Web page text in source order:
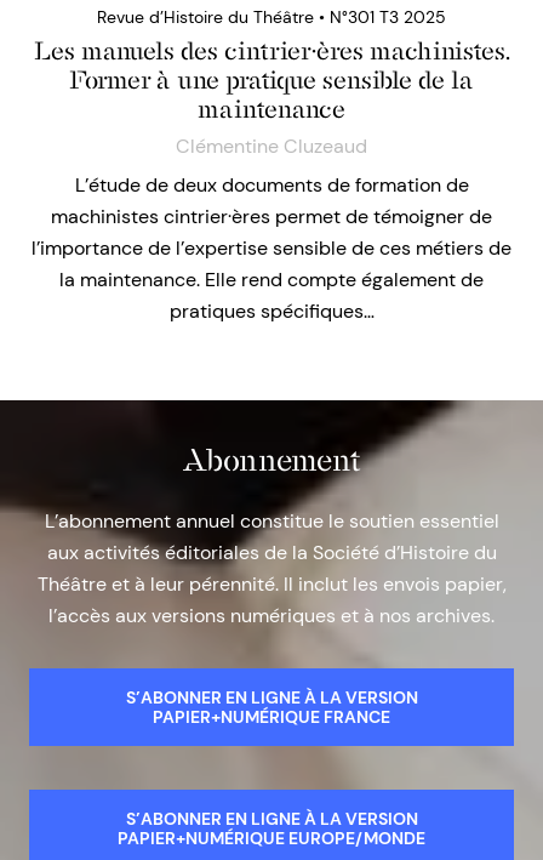
Revue d’Histoire du Théâtre • N°301 T3 2025
Les manuels des cintrier·ères machinistes.
Former à une pratique sensible de la
maintenance
Clémentine Cluzeaud
L’étude de deux documents de formation de
machinistes cintrier·ères permet de témoigner de
l’importance de l’expertise sensible de ces métiers de
la maintenance. Elle rend compte également de
pratiques spécifiques…
Abonnement
L’abonnement annuel constitue le soutien essentiel
aux activités éditoriales de la Société d’Histoire du
Théâtre et à leur pérennité. Il inclut les envois papier,
l’accès aux versions numériques et à nos archives.
S’ABONNER EN LIGNE À LA VERSION
PAPIER+NUMÉRIQUE FRANCE
S’ABONNER EN LIGNE À LA VERSION
PAPIER+NUMÉRIQUE EUROPE/MONDE